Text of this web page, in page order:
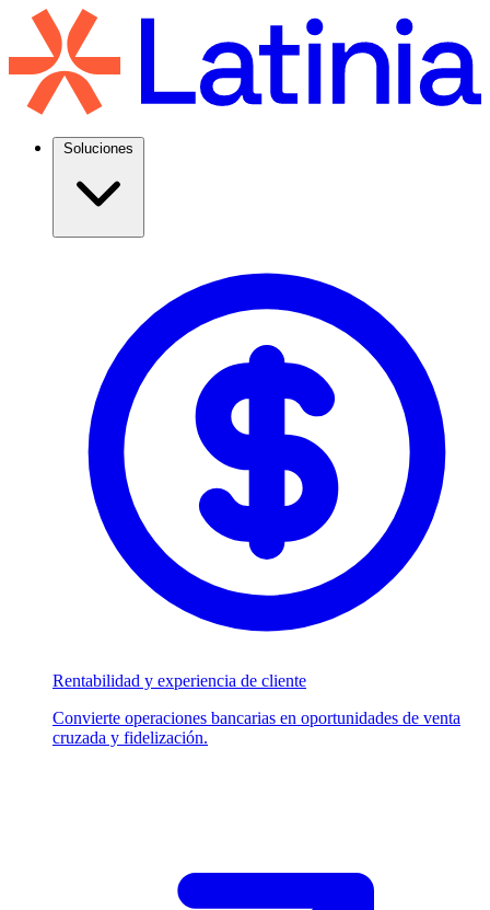
Soluciones
Rentabilidad y experiencia de cliente
Convierte operaciones bancarias en oportunidades de venta
cruzada y fidelización.